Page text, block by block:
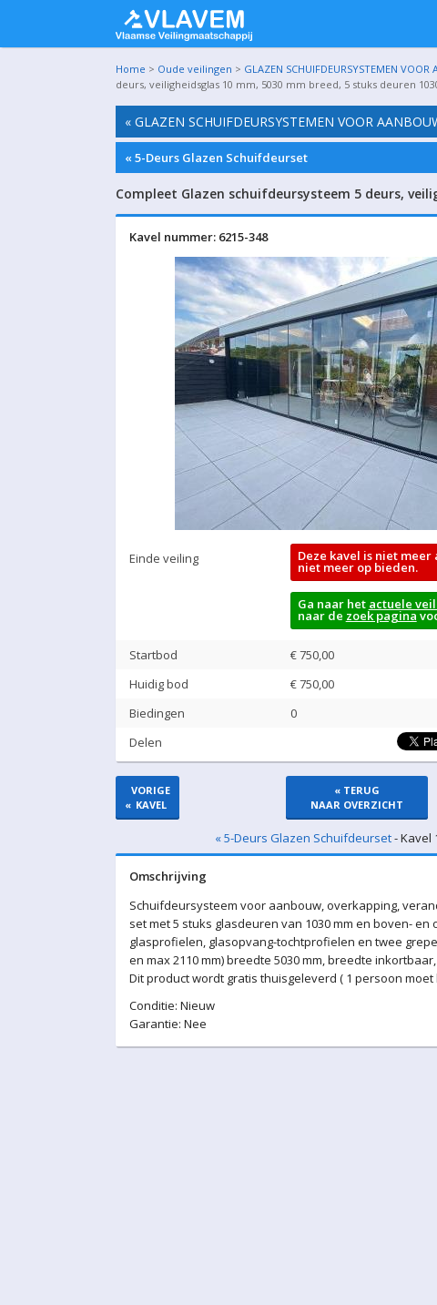
Home > Oude veilingen > GLAZEN SCHUIFDEURSYSTEMEN
deurs, veiligheidsglas 10 mm, 5030 mm breed, 5 stuks deuren
« GLAZEN SCHUIFDEURSYSTEMEN VOOR
« 5-Deurs Glazen Schuifdeurset
Compleet Glazen schuifdeursysteem 5 deurs,
Kavel nummer: 6215-348
Einde veiling Deze kavel is niet
niet meer op bieden.
Ga naar het actuele
naar de zoek pagina
Startbod
€ 750,00
Huidig bod
€750,00
Biedingen
0
Delen
«
VORIGE
KAVEL
« TERUG
NAAR OVERZICHT
« 5-Deurs Glazen Schuifdeurset- Kavel
Omschrijving
Schuifdeursysteem voor aanbouw, overkapping,
set met 5 stuks glasdeuren van 1030 mm en boven-
glasprofielen, glasopvang-tochtprofielen en twee
en max 2110 mm) breedte 5030 mm, breedte
Dit product wordt gratis thuisgeleverd ( 1 persoon
Conditie: Nieuw
Garantie: Nee